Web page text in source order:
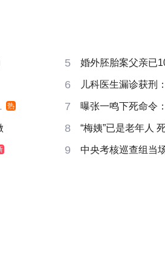
5 婚外胚胎案父亲已
6 儿科医生漏诊获刑
热 7 曝张一鸣下死命令
8 “梅姨”已是老年人
9 中央考核巡查组当